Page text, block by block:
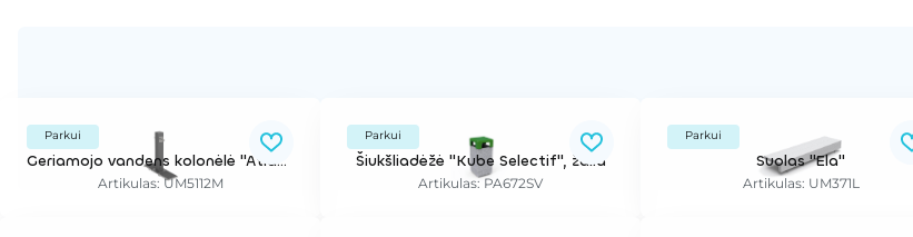
Parkui
Geriamojo vandens kolonėlė "Atlas", dviguba
Artikulas: UM5112M
Parkui
Šiukšliadėžė "Kube Selectif", žalia
Artikulas: PA672SV
Parkui
Suolas "Ela"
Artikulas: UM371L